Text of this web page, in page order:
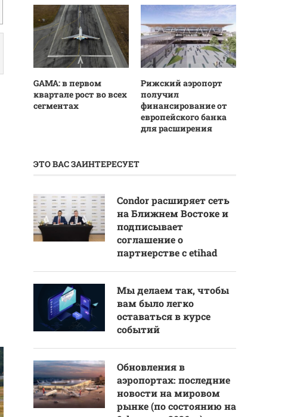
GAMA: в первом
квартале рост во всех
сегментах
Рижский аэропорт
получил
финансирование от
европейского банка
для расширения
ЭТО ВАС ЗАИНТЕРЕСУЕТ
Condor расширяет сеть
на Ближнем Востоке и
подписывает
соглашение о
партнерстве с etihad
Мы делаем так, чтобы
вам было легко
оставаться в курсе
событий
Обновления в
аэропортах: последние
новости на мировом
рынке (по состоянию на